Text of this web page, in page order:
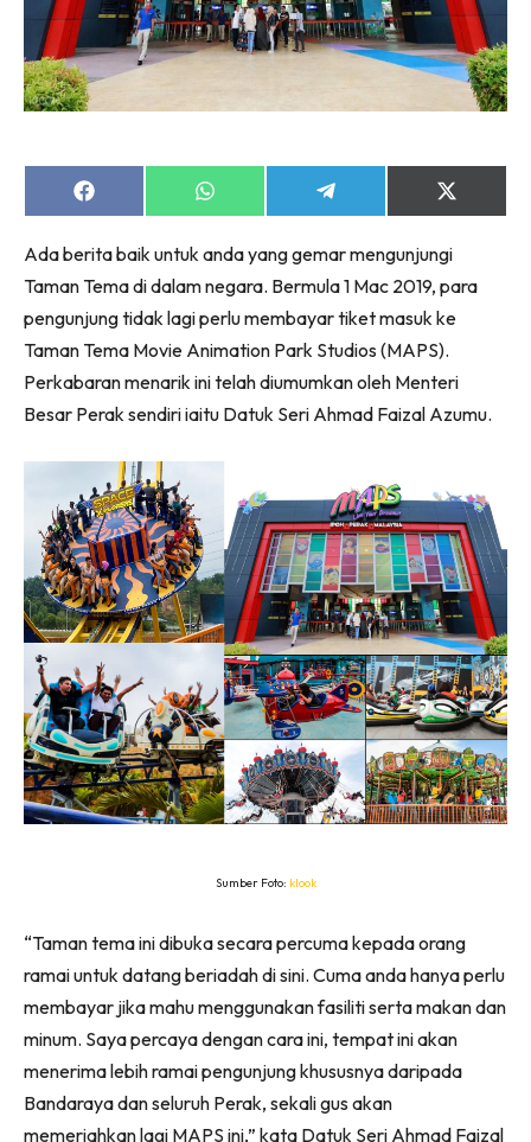
Share
on
Share
on
Share
on
Share
on
(Twitter)
Ada berita baik untuk anda yang gemar mengunjungi
Taman Tema di dalam negara. Bermula 1 Mac 2019, para
pengunjung tidak lagi perlu membayar tiket masuk ke
Taman Tema Movie Animation Park Studios (MAPS).
Perkabaran menarik ini telah diumumkan oleh Menteri
Besar Perak sendiri iaitu Datuk Seri Ahmad Faizal Azumu.
Sumber Foto: klook
“Taman tema ini dibuka secara percuma kepada orang
ramai untuk datang beriadah di sini. Cuma anda hanya perlu
membayar jika mahu menggunakan fasiliti serta makan dan
minum. Saya percaya dengan cara ini, tempat ini akan
menerima lebih ramai pengunjung khususnya daripada
Bandaraya dan seluruh Perak, sekali gus akan
memeriahkan lagi MAPS ini,” kata Datuk Seri Ahmad Faizal